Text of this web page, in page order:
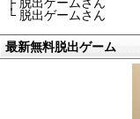
└ 脱出ゲームさん
最新無料脱出ゲーム